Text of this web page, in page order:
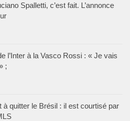
Spalletti, c’est fait. L’annonce
l’Inter à la Vasco Rossi : « Je vais
;
à quitter le Brésil : il est courtisé par